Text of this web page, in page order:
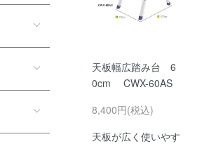
天板幅広踏み台 6
0cm CWX-60AS
8,400円(税込)
天板が広く使いやす